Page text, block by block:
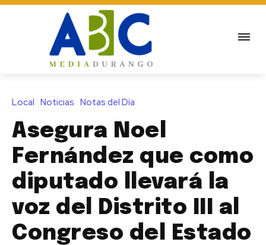
Local Noticias Notas del Día
Asegura Noel
Fernández que como
diputado llevará la
voz del Distrito III al
Congreso del Estado